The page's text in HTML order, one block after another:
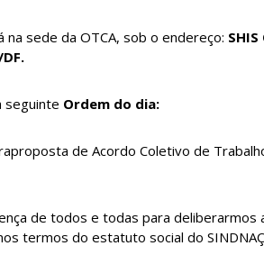
na sede da OTCA, sob o endereço: SHIS
seguinte Ordem do dia:
de Acordo Coletivo de
de todos e todas para deliberarmos
termos do estatuto social do